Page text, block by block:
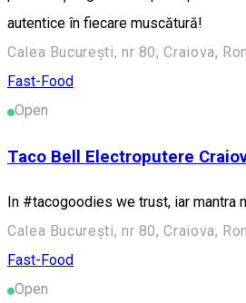
autentice în fiecare muscătură!
Calea București, nr 80, Craiova,
Fast-Food
Open
Taco Bell Electroputere
In #tacogoodies we trust, iar mantra
Calea București, nr 80, Craiova,
Fast-Food
Open